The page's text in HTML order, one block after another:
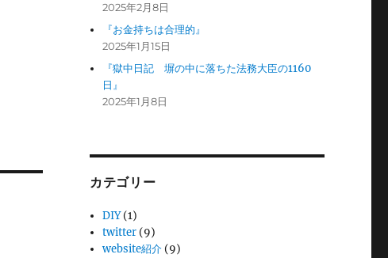
2025年2月8日
『お金持ちは合理的』
2025年1月15日
『獄中日記 塀の中に落ちた法務大臣の1160
日』
2025年1月8日
カテゴリー
DIY(1)
twitter (9)
website紹介 (9)